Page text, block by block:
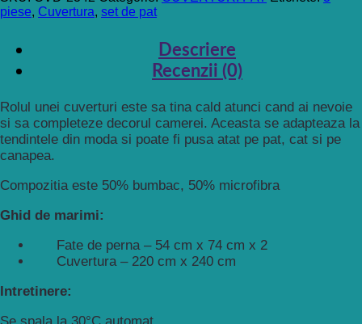
220
240
cm,
piese,Via
Dante,
cod
CVD
131
piese, Cuvertura, set de pat
Descriere
Recenzii (0)
Rolul unei cuverturi este sa tina cald atunci cand ai nevoie
si sa completeze decorul camerei. Aceasta se adapteaza la
tendintele din moda si poate fi pusa atat pe pat, cat si pe
canapea.
Compozitia este 50% bumbac, 50% microfibra
Ghid de marimi:
Fate de perna – 54 cm x 74 cm x 2
Cuvertura – 220 cm x 240 cm
Intretinere: